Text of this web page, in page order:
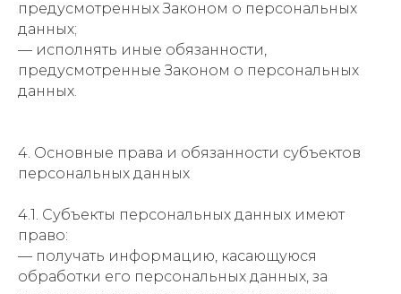
предусмотренных Законом о персональных
данных;
— исполнять иные обязанности,
предусмотренные Законом о персональных
данных.
4. Основные права и обязанности субъектов
персональных данных
4.1. Субъекты персональных данных имеют
право:
— получать информацию, касающуюся
обработки его персональных данных, за